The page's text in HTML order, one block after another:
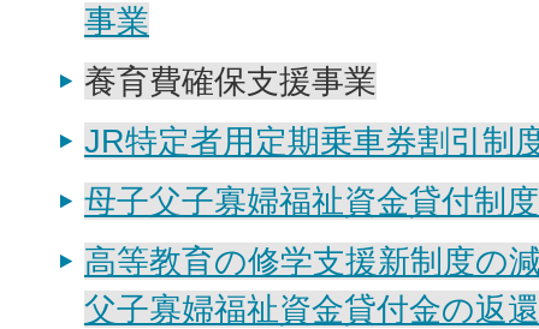
事業
養育費確保支援事業
JR特定者用定期乗車券割引制
母子父子寡婦福祉資金貸付制度
高等教育の修学支援新制度の
父子寡婦福祉資金貸付金の返